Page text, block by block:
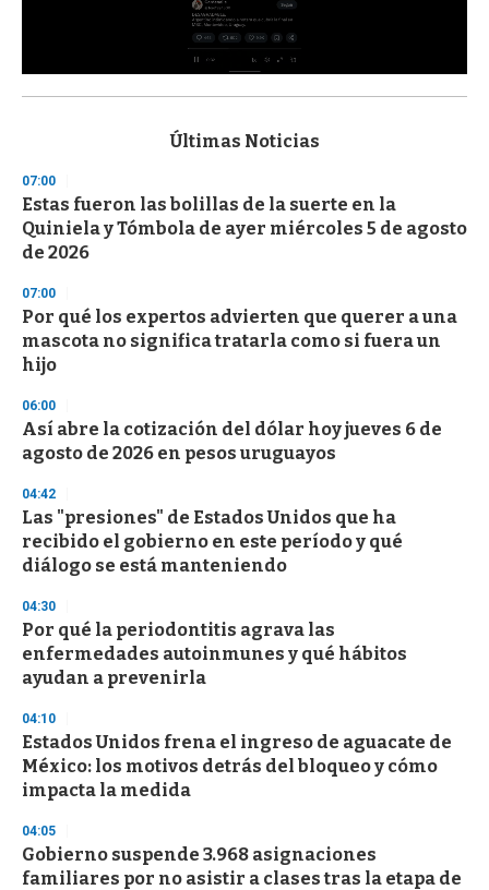
s
d
s
o
f
3
s
e
c
o
n
Últimas Noticias
07:00
Estas fueron las bolillas de la suerte en la
Quiniela y Tómbola de ayer miércoles 5 de agosto
de 2026
07:00
Por qué los expertos advierten que querer a una
mascota no significa tratarla como si fuera un
hijo
06:00
Así abre la cotización del dólar hoy jueves 6 de
agosto de 2026 en pesos uruguayos
04:42
Las "presiones" de Estados Unidos que ha
recibido el gobierno en este período y qué
diálogo se está manteniendo
04:30
Por qué la periodontitis agrava las
enfermedades autoinmunes y qué hábitos
ayudan a prevenirla
04:10
Estados Unidos frena el ingreso de aguacate de
México: los motivos detrás del bloqueo y cómo
impacta la medida
04:05
Gobierno suspende 3.968 asignaciones
familiares por no asistir a clases tras la etapa de